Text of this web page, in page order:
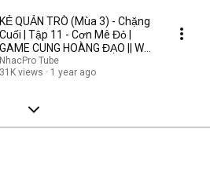
KẺ QUẢN TRÒ (Mùa 3) - Chặng
Cuối | Tập 11 - Cơn Mê Đỏ |
GAME CUNG HOÀNG ĐẠO || Web
Drama 2025
NhacPro Tube
31K views
1 year ago